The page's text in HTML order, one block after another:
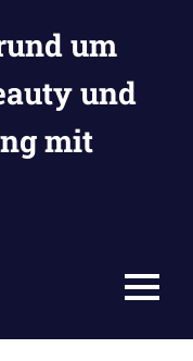
um
und
mit
MENU